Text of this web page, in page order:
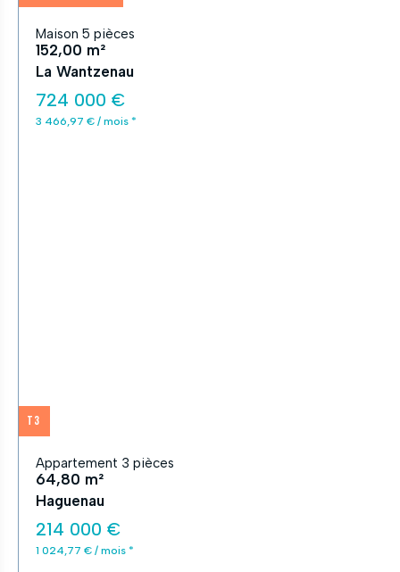
Maison 5 pièces
152,00 m²
La Wantzenau
724 000 €
3 466,97 € / mois *
T3
Appartement 3 pièces
64,80 m²
Haguenau
214 000 €
1 024,77 € / mois *